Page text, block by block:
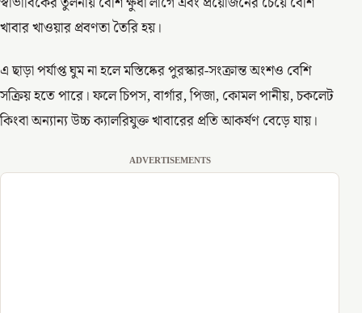
খাবার খাওয়ার প্রবণতা তৈরি হয়।
এ ছাড়া পর্যাপ্ত ঘুম না হলে মস্তিষ্কের পুরস্কার-সংক্রান্ত অংশও বেশি
সক্রিয় হতে পারে। ফলে চিপস, বার্গার, পিজা, কোমল পানীয়, চকলেট
কিংবা অন্যান্য উচ্চ ক্যালরিযুক্ত খাবারের প্রতি আকর্ষণ বেড়ে যায়।
ADVERTISEMENTS